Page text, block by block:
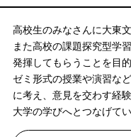
高校生のみなさんに大東
また高校の課題探究型学
発揮してもらうことを目
ゼミ形式の授業や演習な
に考え、意見を交わす経
大学の学びへとつなげて